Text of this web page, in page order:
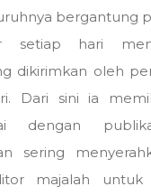
bergantung
setiap hari
dikirimkan oleh
Dari sini ia
dengan
sering
majalah untuk